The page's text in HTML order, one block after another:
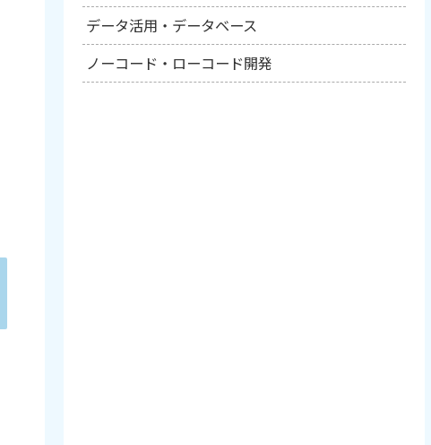
データ活用・データベース
ノーコード・ローコード開発